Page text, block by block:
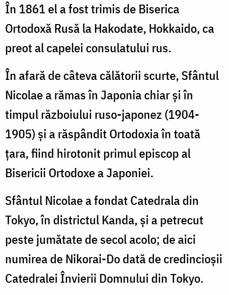
În 1861 el a fost trimis de Biserica
Ortodoxă Rusă la Hakodate, Hokkaido, ca
preot al capelei consulatului rus.
În afară de câteva călătorii scurte, Sfântul
Nicolae a rămas în Japonia chiar şi în
timpul războiului ruso-japonez (1904-
1905) şi a răspândit Ortodoxia în toată
ţara, fiind hirotonit primul episcop al
Bisericii Ortodoxe a Japoniei.
Sfântul Nicolae a fondat Catedrala din
Tokyo, în districtul Kanda, şi a petrecut
peste jumătate de secol acolo; de aici
numirea de Nikorai-Do dată de credincioşii
Catedralei Învierii Domnului din Tokyo.